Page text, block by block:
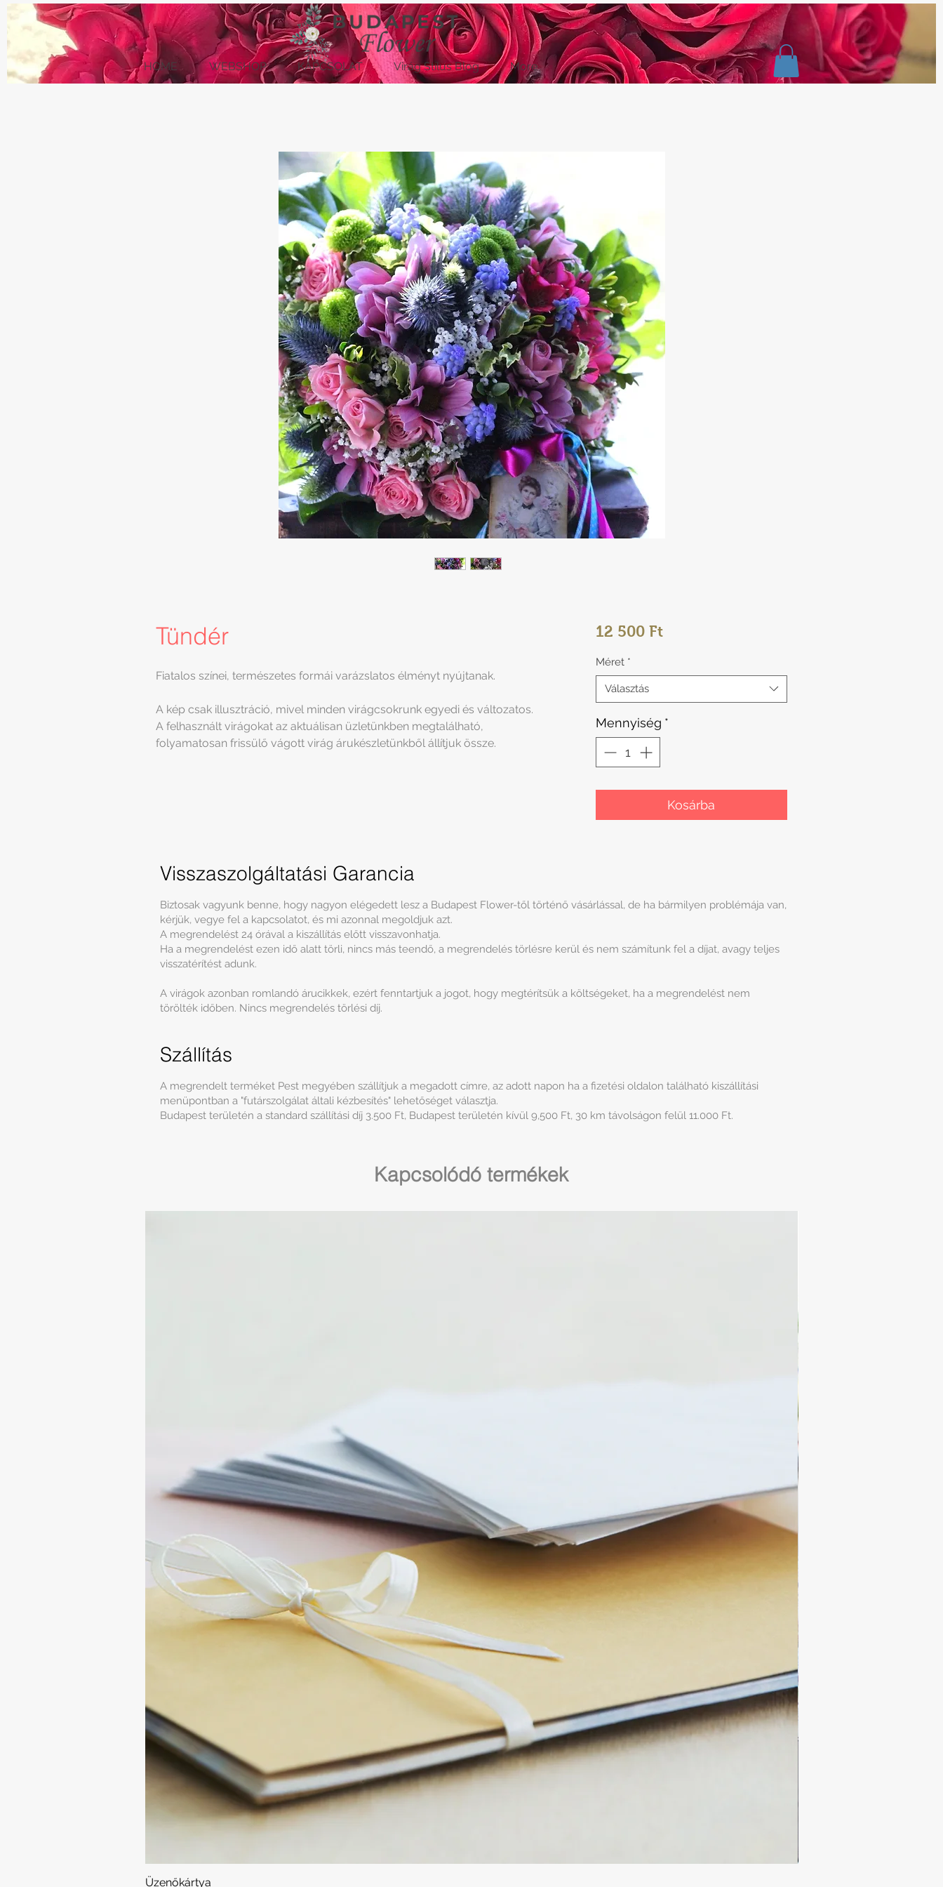
HOME WEBSHOP KAPCSOLAT Virág Stílus Blog More
Tündér
Fiatalos színei, természetes formái varázslatos élményt nyújtanak.
A kép csak illusztráció, mivel minden virágcsokrunk egyedi és változatos.
A felhasznált virágokat az aktuálisan üzletünkben megtalálható,
folyamatosan frissülő vágott virág árukészletünkből állítjuk össze.
12 500 FtÁr
Méret *
Választás
Mennyiség *
Kosárba
Visszaszolgáltatási Garancia
Biztosak vagyunk benne, hogy nagyon elégedett lesz a Budapest Flower-től történő vásárlással, de ha bármilyen problémája van,
kérjük, vegye fel a kapcsolatot, és mi azonnal megoldjuk azt.
A megrendelést 24 órával a kiszállítás előtt visszavonhatja.
Ha a megrendelést ezen idő alatt törli, nincs más teendő, a megrendelés törlésre kerül és nem számítunk fel a díjat, avagy teljes
visszatérítést adunk.
A virágok azonban romlandó árucikkek, ezért fenntartjuk a jogot, hogy megtérítsük a költségeket, ha a megrendelést nem
törölték időben. Nincs megrendelés törlési díj.
Szállítás
A megrendelt terméket Pest megyében szállítjuk a megadott címre, az adott napon ha a fizetési oldalon található kiszállítási
menüpontban a "futárszolgálat általi kézbesítés" lehetőséget választja.
Budapest területén a standard szállítási díj 3.500 Ft, Budapest területén kívül 9,500 Ft, 30 km távolságon felül 11.000 Ft.
Kapcsolódó termékek
Üzenőkártya